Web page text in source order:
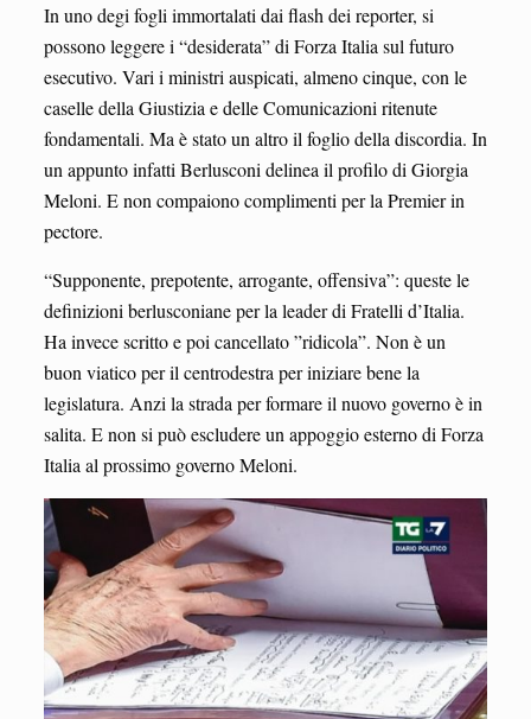
In uno degi fogli immortalati dai flash dei reporter, si
possono leggere i “desiderata” di Forza Italia sul futuro
esecutivo. Vari i ministri auspicati, almeno cinque, con le
caselle della Giustizia e delle Comunicazioni ritenute
fondamentali. Ma è stato un altro il foglio della discordia. In
un appunto infatti Berlusconi delinea il profilo di Giorgia
Meloni. E non compaiono complimenti per la Premier in
pectore.
“Supponente, prepotente, arrogante, offensiva”: queste le
definizioni berlusconiane per la leader di Fratelli d’Italia.
Ha invece scritto e poi cancellato ”ridicola”. Non è un
buon viatico per il centrodestra per iniziare bene la
legislatura. Anzi la strada per formare il nuovo governo è in
salita. E non si può escludere un appoggio esterno di Forza
Italia al prossimo governo Meloni.